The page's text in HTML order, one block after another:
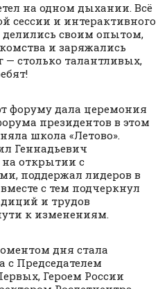
на одном дыхании. Всё
сессии и интерактивного
своим опытом,
и заряжались
столько талантливых,
форуму дала церемония
президентов в этом
школа «Летово».
Геннадьевич
открытии с
поддержал лидеров в
с тем подчеркнул
и трудов
к изменениям.
дня стала
с Председателем
Героем России